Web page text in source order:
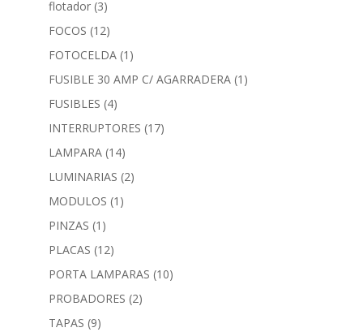
flotador (3)
FOCOS (12)
FOTOCELDA (1)
FUSIBLE 30 AMP C/ AGARRADERA (1)
FUSIBLES (4)
INTERRUPTORES (17)
LAMPARA (14)
LUMINARIAS (2)
MODULOS (1)
PINZAS (1)
PLACAS (12)
PORTA LAMPARAS (10)
PROBADORES (2)
TAPAS (9)